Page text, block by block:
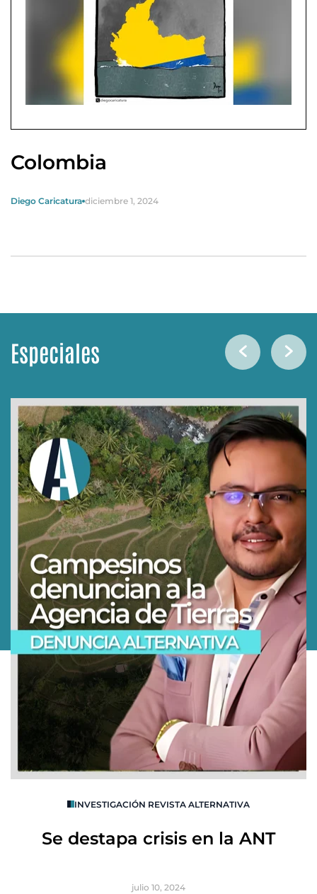
Colombia
Diego Caricatura diciembre 1, 2024
Especiales
INVESTIGACIÓN REVISTA ALTERNATIVA
Se destapa crisis en la ANT
julio 10, 2024